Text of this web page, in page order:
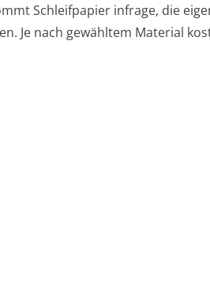
Schleifpapier infrage, die
Je nach gewähltem Material